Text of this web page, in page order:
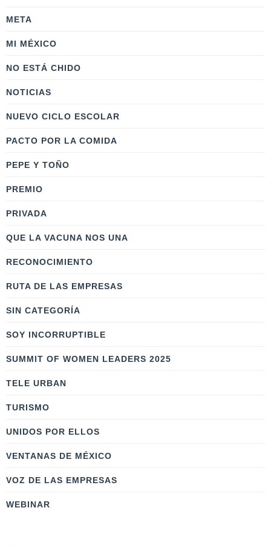
META
MI MÉXICO
NO ESTÁ CHIDO
NOTICIAS
NUEVO CICLO ESCOLAR
PACTO POR LA COMIDA
PEPE Y TOÑO
PREMIO
PRIVADA
QUE LA VACUNA NOS UNA
RECONOCIMIENTO
RUTA DE LAS EMPRESAS
SIN CATEGORÍA
SOY INCORRUPTIBLE
SUMMIT OF WOMEN LEADERS 2025
TELE URBAN
TURISMO
UNIDOS POR ELLOS
VENTANAS DE MÉXICO
VOZ DE LAS EMPRESAS
WEBINAR